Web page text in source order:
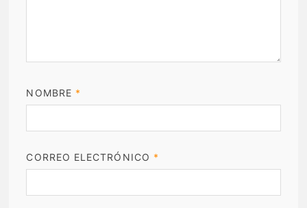
NOMBRE *
CORREO ELECTRÓNICO *